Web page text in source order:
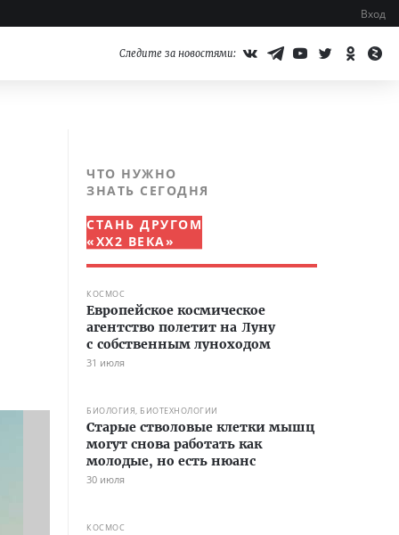
Вход
Следите за новостями:
ЧТО НУЖНО
ЗНАТЬ СЕГОДНЯ
СТАНЬ ДРУГОМ
«XX2 ВЕКА»
КОСМОС
Европейское космическое
агентство полетит на Луну
с собственным луноходом
31 июля
БИОЛОГИЯ, БИОТЕХНОЛОГИИ
Старые стволовые клетки мышц
могут снова работать как
молодые, но есть нюанс
30 июля
КОСМОС